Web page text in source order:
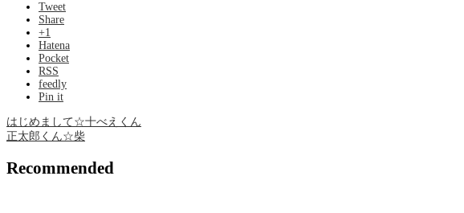
Tweet
Share
+1
Hatena
Pocket
RSS
feedly
Pin it
はじめまして☆十べえくん
正太郎くん☆柴
Recommended